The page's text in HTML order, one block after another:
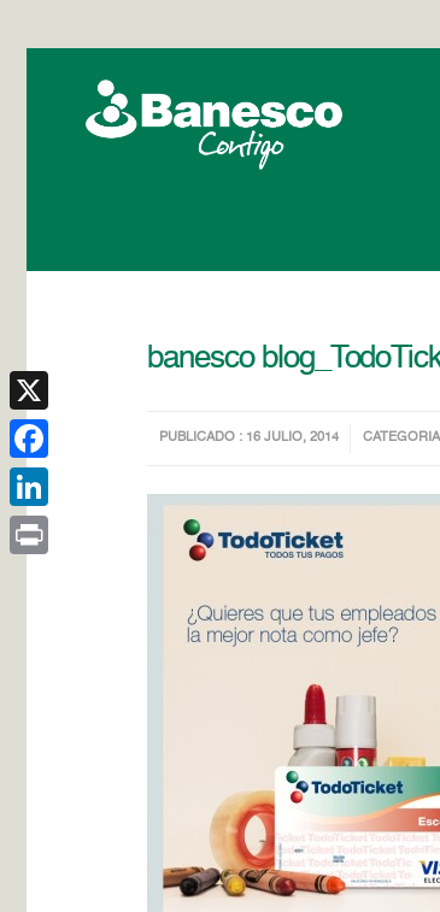
banesco
PUBLICADO : 16 JULIO, 2014
X
Facebook
LinkedIn